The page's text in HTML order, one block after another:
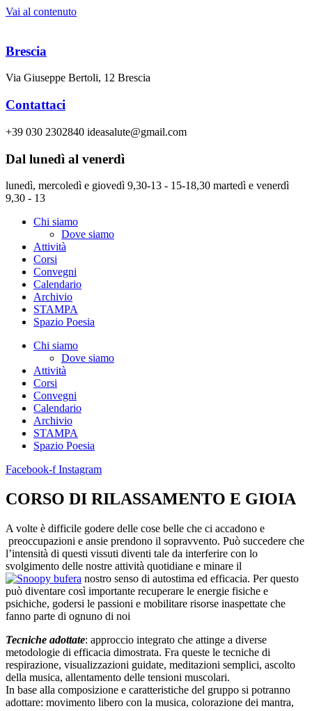
Vai al contenuto
Brescia
Via Giuseppe Bertoli, 12 Brescia
Contattaci
+39 030 2302840 ideasalute@gmail.com
Dal lunedì al venerdì
lunedì, mercoledì e giovedì 9,30-13 - 15-18,30 martedì e venerdì
9,30 - 13
Chi siamo
Dove siamo
Attività
Corsi
Convegni
Calendario
Archivio
STAMPA
Spazio Poesia
Chi siamo
Dove siamo
Attività
Corsi
Convegni
Calendario
Archivio
STAMPA
Spazio Poesia
Facebook-f Instagram
CORSO DI RILASSAMENTO E GIOIA
A volte è difficile godere delle cose belle che ci accadono e
preoccupazioni e ansie prendono il sopravvento. Può succedere che
l’intensità di questi vissuti diventi tale da interferire con lo
svolgimento delle nostre attività quotidiane e minare il
nostro senso di autostima ed efficacia. Per questo
può diventare così importante recuperare le energie fisiche e
psichiche, godersi le passioni e mobilitare risorse inaspettate che
fanno parte di ognuno di noi
Tecniche adottate: approccio integrato che attinge a diverse
metodologie di efficacia dimostrata. Fra queste le tecniche di
respirazione, visualizzazioni guidate, meditazioni semplici, ascolto
della musica, allentamento delle tensioni muscolari.
In base alla composizione e caratteristiche del gruppo si potranno
adottare: movimento libero con la musica, colorazione dei mantra,